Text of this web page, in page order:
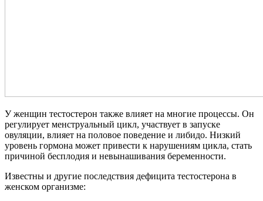
У женщин тестостерон также влияет на многие процессы. Он
регулирует менструальный цикл, участвует в запуске
овуляции, влияет на половое поведение и либидо. Низкий
уровень гормона может привести к нарушениям цикла, стать
причиной бесплодия и невынашивания беременности.
Известны и другие последствия дефицита тестостерона в
женском организме: